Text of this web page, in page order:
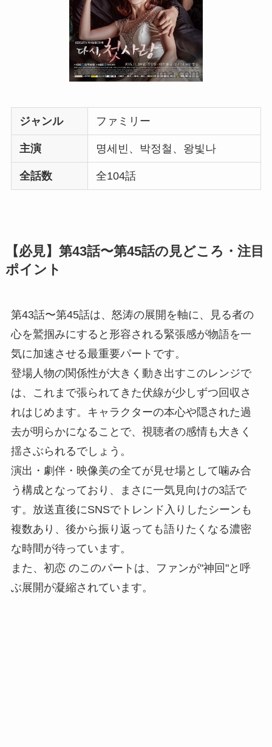
ジャンル ファミリー
主演 명세빈、박정철、왕빛나
全話数 全104話
【必見】第43話〜第45話の見どころ・注目
ポイント
第43話〜第45話は、怒涛の展開を軸に、見る者の
心を鷲掴みにすると形容される緊張感が物語を一
気に加速させる最重要パートです。
登場人物の関係性が大きく動き出すこのレンジで
は、これまで張られてきた伏線が少しずつ回収さ
れはじめます。キャラクターの本心や隠された過
去が明らかになることで、視聴者の感情も大きく
揺さぶられるでしょう。
演出・劇伴・映像美の全てが見せ場として噛み合
う構成となっており、まさに一気見向けの3話で
す。放送直後にSNSでトレンド入りしたシーンも
複数あり、後から振り返っても語りたくなる濃密
な時間が待っています。
また、初恋 のこのパートは、ファンが"神回"と呼
ぶ展開が凝縮されています。